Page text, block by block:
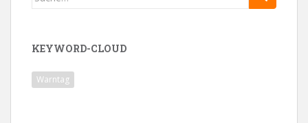
KEYWORD-CLOUD
Warntag